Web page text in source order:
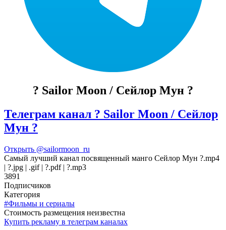
? Sailor Moon / Сейлор Мун ?
Телеграм канал ? Sailor Moon / Сейлор
Мун ?
Открыть @sailormoon_ru
Самый лучший канал посвященный манго Сейлор Мун ?.mp4
| ?.jpg | .gif | ?.pdf | ?.mp3
3891
Подписчиков
Категория
#Фильмы и сериалы
Cтоимость размещения неизвестна
Купить рекламу в телеграм каналах